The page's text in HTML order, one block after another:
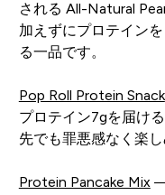
される All-Natural
加えずにプロテイン
る一品です。
Pop Roll Protein Snack
プロテイン7gを届け
先でも罪悪感なく楽し
Protein Pancake Mix—